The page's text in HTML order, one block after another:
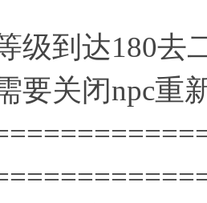
级到达180
要关闭npc重